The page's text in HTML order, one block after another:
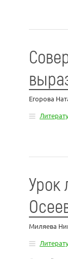
Егорова
Урок
Миляева